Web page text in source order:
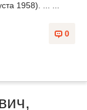
1958). ... ...
0